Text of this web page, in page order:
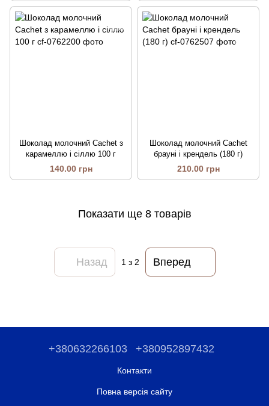
Шоколад молочний Cachet з
карамеллю і сіллю 100 г
140.00 грн
Шоколад молочний Cachet
брауні і крендель (180 г)
210.00 грн
Показати ще 8 товарів
Назад 1з 2 Вперед
+380632266103 +380952897432
Контакти
Повна версія сайту